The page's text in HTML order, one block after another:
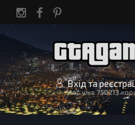
Вхід та
Нас уже750213